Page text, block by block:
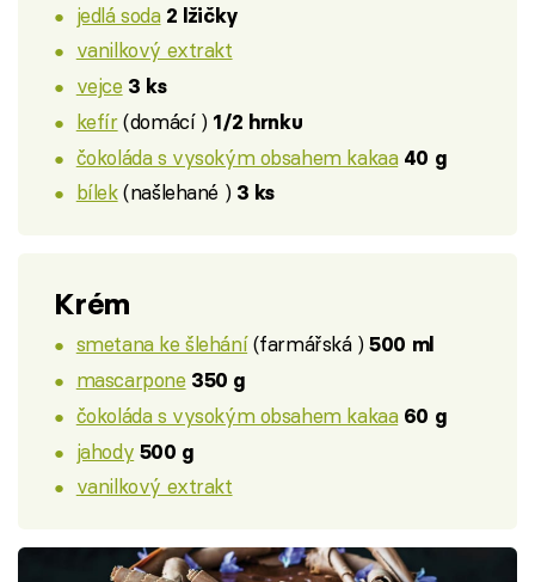
jedlá soda 2 lžičky
vanilkový extrakt
vejce 3 ks
kefír(domácí ) 1/2 hrnku
čokoláda s vysokým obsahem kakaa 40 g
bílek(našlehané ) 3 ks
Krém
smetana ke šlehání(farmářská )500 ml
mascarpone 350 g
čokoláda s vysokým obsahem kakaa 60 g
jahody 500 g
vanilkový extrakt